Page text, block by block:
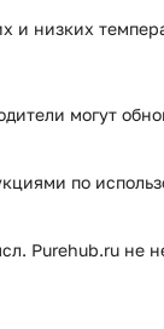
и низких
могут
по
Purehub.ru не